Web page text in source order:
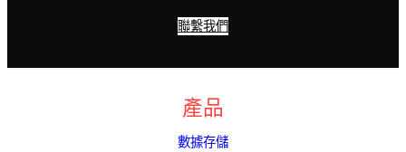
聯繫我們
產品
數據存儲